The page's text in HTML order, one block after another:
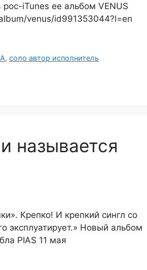
рос-iTunes ее альбом VENUS
venus/id991353044?l=en
,соло автор исполнитель
называется
Крепко! И крепкий сингл со
эксплуатирует.» Новый альбом
PIAS 11 мая